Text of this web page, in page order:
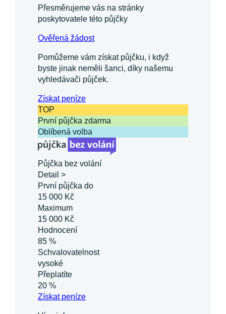
Přesměrujeme vás na stránky
poskytovatele této půjčky
Ověřená žádost
Pomůžeme vám získat půjčku, i když
byste jinak neměli šanci, díky našemu
vyhledávači půjček.
Získatpeníze
TOP
První půjčka zdarma
Oblíbená volba
Půjčka bez volání
Detail >
První půjčka do
15 000 Kč
Maximum
15 000 Kč
Hodnocení
85 %
Schvalovatelnost
vysoké
Přeplatíte
20 %
Získatpeníze